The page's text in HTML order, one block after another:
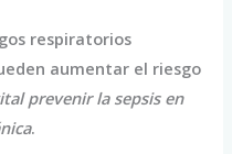
respiratorios
aumentar el riesgo
prevenir la sepsis en
.